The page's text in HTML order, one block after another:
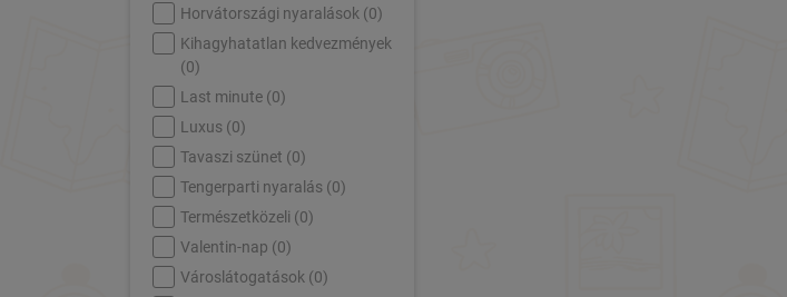
Horvátországi nyaralások (0)
Kihagyhatatlan kedvezmények
(0)
Last minute (0)
Luxus (0)
Tavaszi szünet (0)
Tengerparti nyaralás (0)
Természetközeli (0)
Valentin-nap (0)
Városlátogatások (0)